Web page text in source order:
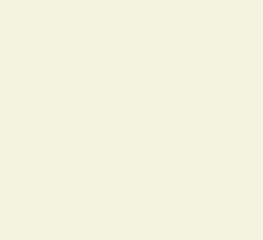
お考えの方
心の家づくり